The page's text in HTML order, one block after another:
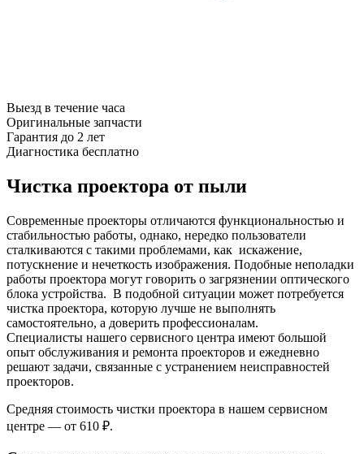
Выезд в течение часа
Оригинальные запчасти
Гарантия до 2 лет
Диагностика бесплатно
Чистка проектора от пыли
Современные проекторы отличаются функциональностью и
стабильностью работы, однако, нередко пользователи
сталкиваются с такими проблемами, как искажение,
потускнение и нечеткость изображения. Подобные неполадки
работы проектора могут говорить о загрязнении оптического
блока устройства. В подобной ситуации может потребуется
чистка проектора, которую лучше не выполнять
самостоятельно, а доверить профессионалам.
Специалисты нашего сервисного центра имеют большой
опыт обслуживания и ремонта проекторов и ежедневно
решают задачи, связанные с устранением неисправностей
проекторов.
Средняя стоимость чистки проектора в нашем сервисном
центре — от 610 ₽.